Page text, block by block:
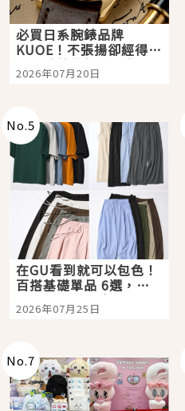
必買日系腕錶品牌
KUOE！不張揚卻經得起
時間洗鍊的經典之作五
選
2026年07月20日
No.5
在GU看到就可以包色！
百搭基礎單品 6選，閉
眼全收也不心疼
2026年07月25日
No.7